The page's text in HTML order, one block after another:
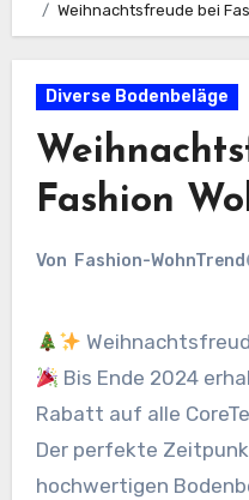
Weihnachtsfreude bei
Diverse Bodenbeläge
Fashion
Von Fashion-WohnTrend
Bis Ende 2024
Rabatt auf alle
Der perfekte
hochwertigen